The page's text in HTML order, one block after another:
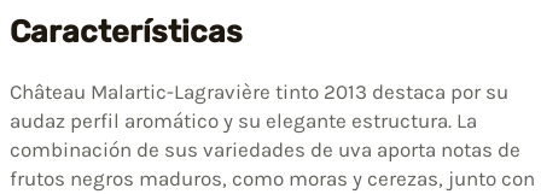
Características
Château Malartic-Lagravière tinto 2013 destaca por su
audaz perfil aromático y su elegante estructura. La
combinación de sus variedades de uva aporta notas de
frutos negros maduros, como moras y cerezas, junto con